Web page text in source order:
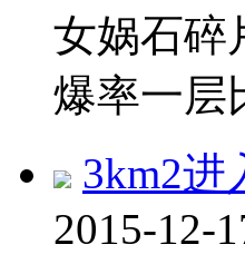
女娲石碎
爆率一层
3km2进
2015-12-